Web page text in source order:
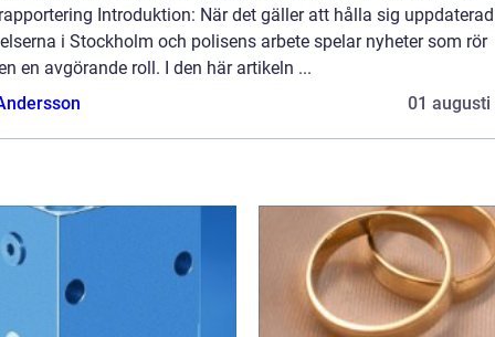
Introduktion: När det gäller att hålla sig
i Stockholm och polisens arbete spelar nyheter som rör
en avgörande roll. I den här artikeln ...
01 augusti